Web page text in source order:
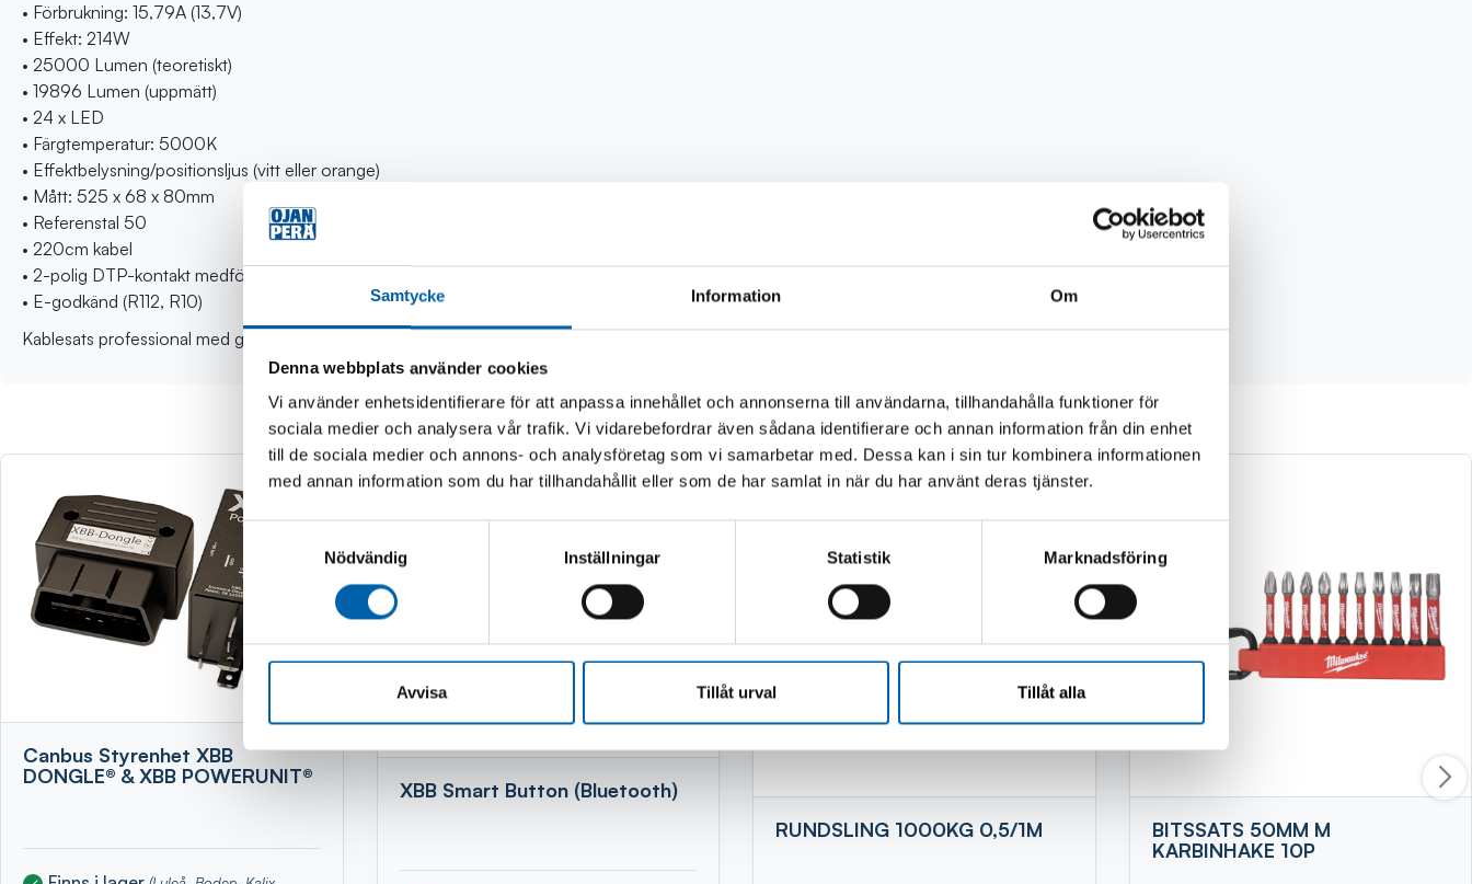
Samtycke Information Om
Denna webbplats använder cookies
Vi använder enhetsidentifierare för att anpassa innehållet och annonserna till användarna, tillhandahålla funktioner för
sociala medier och analysera vår trafik. Vi vidarebefordrar även sådana identifierare och annan information från din enhet
till de sociala medier och annons- och analysföretag som vi samarbetar med. Dessa kan i sin tur kombinera informationen
med annan information som du har tillhandahållit eller som de har samlat in när du har använt deras tjänster.
Samtyckesval
Nödvändig
Inställningar Statistik Marknadsföring
Avvisa Tillåt urval Tillåt alla
• Förbrukning: 15,79A (13,7V)
• Effekt: 214W
• 25000 Lumen (teoretiskt)
• 19896 Lumen (uppmätt)
• 24 x LED
• Färgtemperatur: 5000K
• Effektbelysning/positionsljus (vitt eller orange)
• Mått: 525 x 68 x 80mm
• Referenstal 50
• 220cm kabel
• 2-polig DTP-kontakt medföljer
• E-godkänd (R112, R10)
Kablesats professional med grova kablar och det universala nummerplåtsfästet passar på nästan alla bilar. Där inräknat Volvo, Audi, VW, Bmw, Mercedes m.m
Andra köpte även
Rea
Canbus Styrenhet XBB
DONGLE® & XBB POWERUNIT®
XBB Smart Button (Bluetooth)
RUNDSLING 1000KG 0,5/1M
BITSSATS 50MM M
KARBINHAKE 10P